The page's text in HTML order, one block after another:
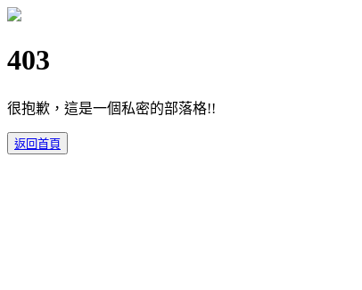
403
很抱歉，這是一個私密的部落格!!
返回首頁